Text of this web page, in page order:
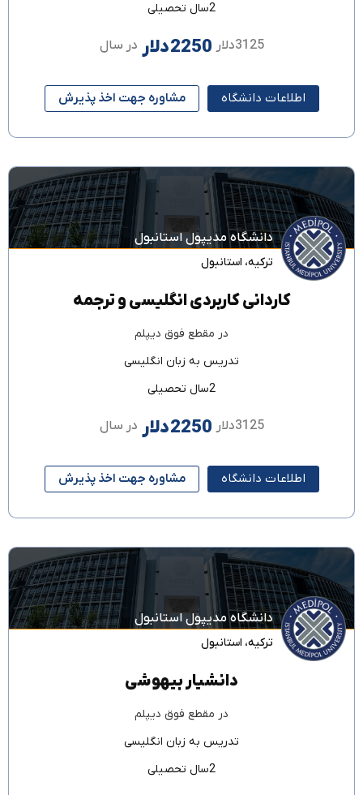
2سال تحصیلی
3125دلار 2250دلار در سال
اطلاعات دانشگاه مشاوره جهت اخذ پذیرش
دانشگاه مدیپول استانبول
ترکیه، استانبول
کاردانی کاربردی انگلیسی و ترجمه
در مقطع فوق دیپلم
تدریس به زبان انگلیسی
2سال تحصیلی
3125دلار 2250دلار در سال
اطلاعات دانشگاه مشاوره جهت اخذ پذیرش
دانشگاه مدیپول استانبول
ترکیه، استانبول
دانشیار بیهوشی
در مقطع فوق دیپلم
تدریس به زبان انگلیسی
2سال تحصیلی